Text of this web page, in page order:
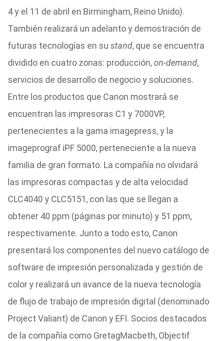
4 y el 11 de abril en Birmingham, Reino Unido).
También realizará un adelanto y demostración de
futuras tecnologías en su stand, que se encuentra
dividido en cuatro zonas: producción,on-demand,
servicios de desarrollo de negocio y soluciones.
Entre los productos que Canon mostrará se
encuentran las impresoras C1 y 7000VP,
pertenecientes a la gama imagepress, y la
imageprograf iPF 5000, perteneciente a la nueva
familia de gran formato. La compañía no olvidará
las impresoras compactas y de alta velocidad
CLC4040 y CLC5151, con las que se llegan a
obtener 40 ppm (páginas por minuto) y 51 ppm,
respectivamente. Junto a todo esto, Canon
presentará los componentes del nuevo catálogo de
software de impresión personalizada y gestión de
color y realizará un avance de la nueva tecnología
de flujo de trabajo de impresión digital (denominado
Project Valiant) de Canon y EFI. Socios destacados
de la compañía como GretagMacbeth, Objectif